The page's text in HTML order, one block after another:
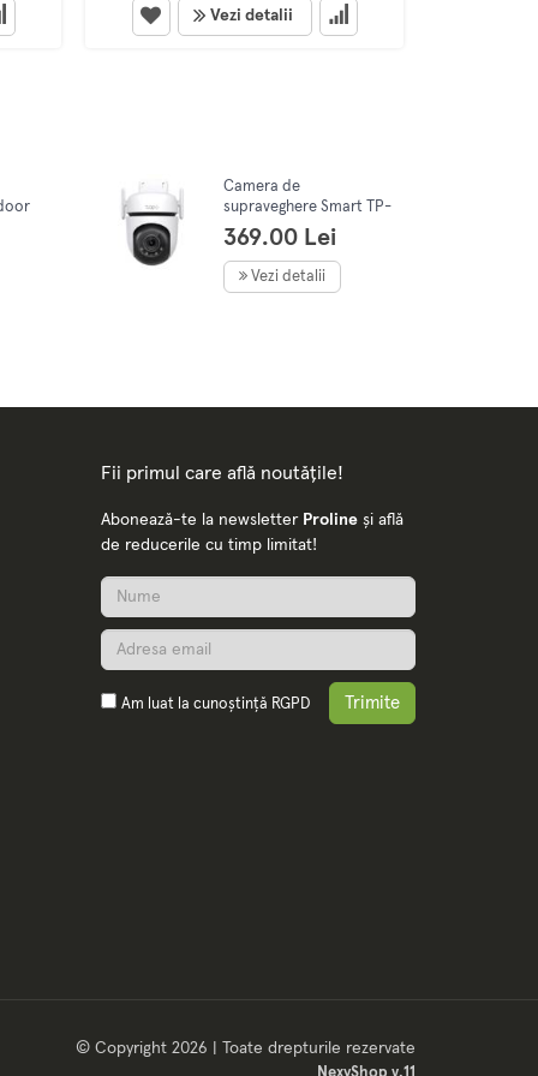
Vezi detalii
Wi-
Camera de
supraveghere Smart TP-
Link Tapo C520WS
Outdoor Pan/Tilt 360
grade, rezolutie 2K QHD,
Wireless
369.00 Lei
Vezi detalii
Fii primul care află noutățile!
Abonează-te la newsletter Prolineși află
de reducerile cu timp limitat!
Am luat la cunoștință RGPD Trimite
© Copyright 2026 | Toate drepturile rezervate
NexyShop v.11